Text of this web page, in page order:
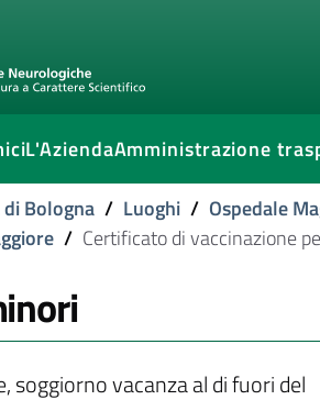
L'AziendaAmministrazione
di Bologna / Luoghi / Ospedale
/ Certificato di vaccinazione
soggiorno vacanza al di fuori del